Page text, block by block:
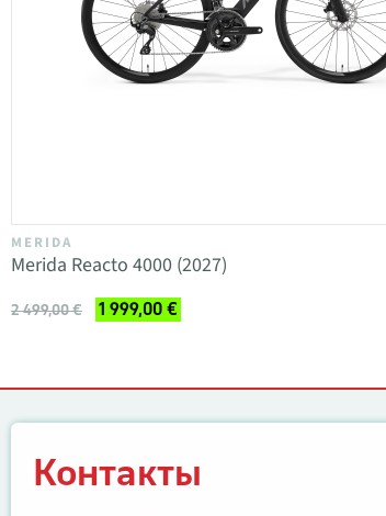
MERIDA
Merida Reacto 4000 (2027)
2 499,00 € 1 999,00 €
Контакты